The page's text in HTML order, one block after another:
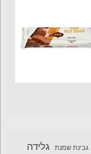
גבינת שמנת גלידה